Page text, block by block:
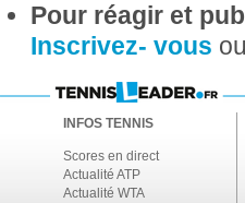
Pour réagir et
Inscrivez- vous ou
INFOS TENNIS
Scores en direct
Actualité ATP
Actualité WTA